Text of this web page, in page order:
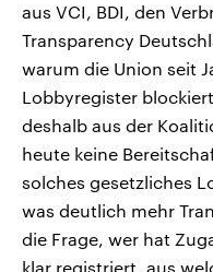
aus VCI, BDI, den
Transparency
warum die Union seit
Lobbyregister
deshalb aus der
heute keine
solches gesetzliches
was deutlich mehr
die Frage, wer hat
klar registriert, aus